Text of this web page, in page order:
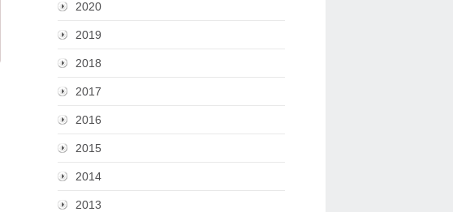
2020
2019
2018
2017
2016
2015
2014
2013